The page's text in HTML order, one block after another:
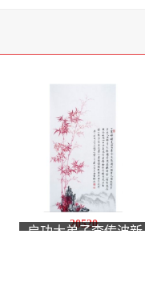
启功大弟子李传波新
20520